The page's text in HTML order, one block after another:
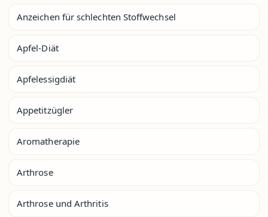
Anzeichen für schlechten Stoffwechsel
Apfel-Diät
Apfelessigdiät
Appetitzügler
Aromatherapie
Arthrose
Arthrose und Arthritis